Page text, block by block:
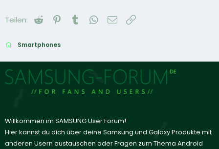
Teilen: Reddit Pinterest
Tumblr WhatsApp
E-Mail
Smartphones
Willkommen im SAMSUNG User Forum!
Hier kannst du dich über deine Samsung und Galaxy Produkte mit
anderen Usern austauschen oder Fragen zum Thema Android